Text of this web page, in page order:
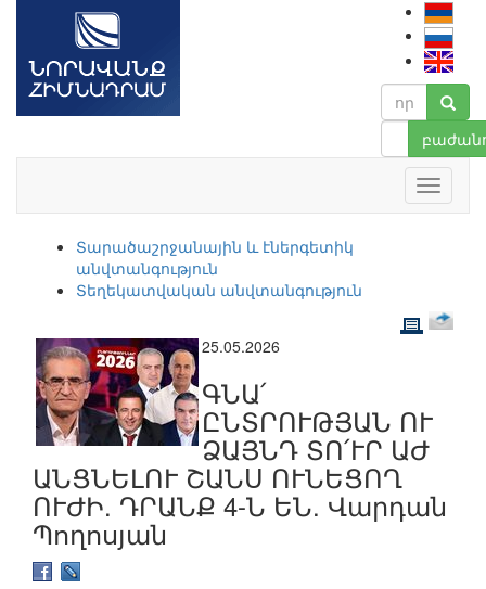
Տարածաշրջանային և էներգետիկ
անվտանգություն
Տեղեկատվական անվտանգություն
25.05.2026
ԳՆԱ՛
ԸՆՏՐՈՒԹՅԱՆ ՈՒ
ՁԱՅՆԴ ՏՈ՛ՒՐ ԱԺ
ԱՆՑՆԵԼՈՒ ՇԱՆՍ ՈՒՆԵՑՈՂ
ՈՒԺԻ. ԴՐԱՆՔ 4-Ն ԵՆ. Վարդան
Պողոսյան